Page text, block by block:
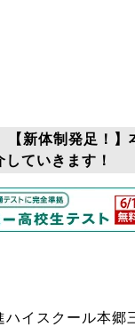
新体制発足！】
ていきます！
ハイスクール本郷